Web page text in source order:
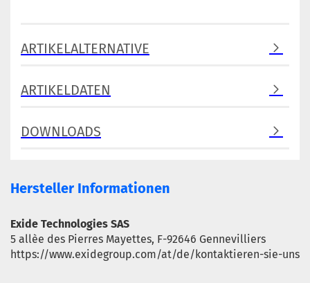
ARTIKELALTERNATIVE
ARTIKELDATEN
DOWNLOADS
Hersteller Informationen
Exide Technologies SAS
5 allèe des Pierres Mayettes, F-92646 Gennevilliers
https://www.exidegroup.com/at/de/kontaktieren-sie-uns